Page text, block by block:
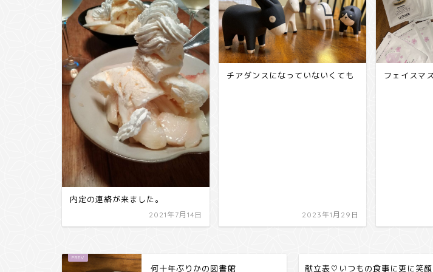
内定の連絡が来ました。
2021年7月14日
チアダンスになっていないくても
2023年1月29日
フェイスマ
何十年ぶりかの図書館 献立表♡いつもの食事に更に笑顔